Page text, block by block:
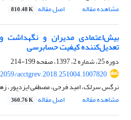
مشاهده مقاله
اصل مقاله 810.48 K
بیش‌اعتمادی مدیران و نگهداشت
تعدیل‌کننده کیفیت حسابرسی
دوره 25، شماره 2، 1397، صفحه
199-214
acctgrev.2018.251004.1007820
نرگس سرلک، امید فرجی، مصطفی ایزدپور،
مشاهده مقاله
اصل مقاله 360.76 K